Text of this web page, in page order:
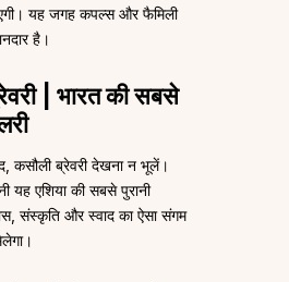
यह जगह कपल्स और फैमिली
है।
| भारत की सबसे
कसौली ब्रेवरी देखना न भूलें।
एशिया की सबसे पुरानी
संस्कृति और स्वाद का ऐसा संगम